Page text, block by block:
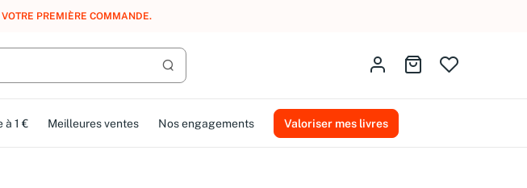
GRATUITEMENT LE CLUB AMMAREAL.
Lancer la recherche
Identifiez-vousAller au panier
à 1 € Meilleures ventes Nos engagements Valoriser mes livres